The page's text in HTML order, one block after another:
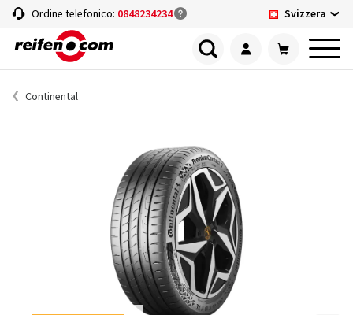
Ordine telefonico: 0848234234 Svizzera
Continental